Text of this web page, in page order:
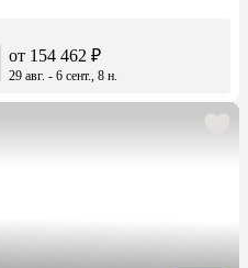
от 154 462 ₽
29 авг. - 6 сент., 8 н.